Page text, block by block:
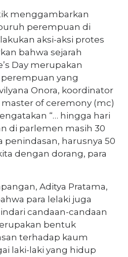
menggambarkan
perempuan di
aksi-aksi protes
bahwa sejarah
Day merupakan
yang
Onora, koordinator
master of ceremony (mc)
“… hingga hari
di parlemen masih 30
penindasan, harusnya 50
dengan dorang, para
Aditya Pratama,
para lelaki juga
candaan-candaan
bentuk
terhadap kaum
laki-laki yang hidup